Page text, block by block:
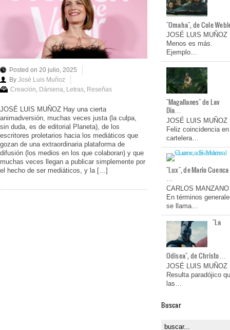
Posted on 20 julio, 2025
By José Luis Muñoz
Creación, Dársena, Letras, Reseñas
JOSÉ LUIS MUÑOZ Hay una cierta
animadversión, muchas veces justa (la culpa,
sin duda, es de editorial Planeta), de los
escritores proletarios hacia los mediáticos que
gozan de una extraordinaria plataforma de
difusión (los medios en los que colaboran) y que
muchas veces llegan a publicar simplemente por
el hecho de ser mediáticos, y la […]
"Omaha", de Cole
JOSÉ LUIS MUÑOZ
Menos es más.
Ejemplo…
"Magallanes" de Lav
Dia…
JOSÉ LUIS MUÑOZ
Feliz coincidencia en
cartelera…
"Lux", de Mario Cuenca
…
CARLOS MANZANO
En términos
se llama…
"La
Odisea", de Christo…
JOSÉ LUIS MUÑOZ
Resulta paradójico
las…
Buscar